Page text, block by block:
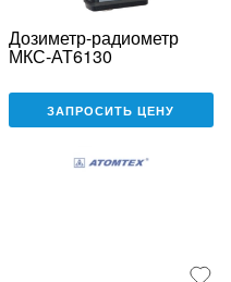
Дозиметр-радиометр
МКС-АТ6130
ЗАПРОСИТЬ ЦЕНУ